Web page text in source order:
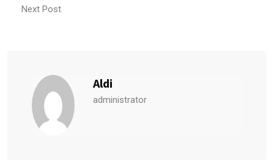
Next Post
Aldi
administrator